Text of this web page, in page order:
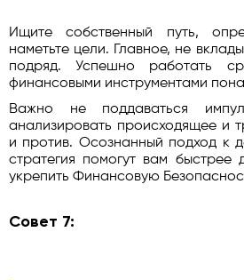
Ищите собственный путь,
наметьте цели. Главное, не
подряд. Успешно работать
финансовыми инструментами
Важно не поддаваться
анализировать происходящее и
и против. Осознанный подход к
стратегия помогут вам быстрее
укрепить Финансовую
Совет 7: